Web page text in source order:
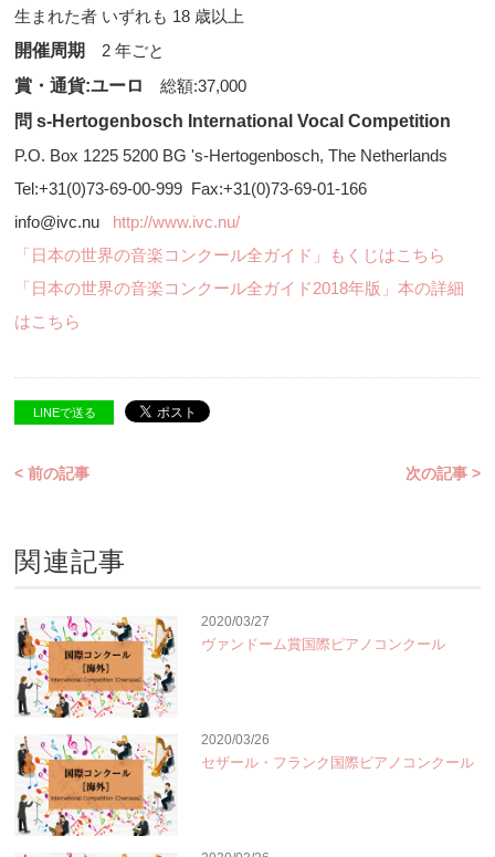
生まれた者 いずれも 18 歳以上
開催周期
2 年ごと
賞・通貨:ユーロ
総額:37,000
問 s-Hertogenbosch International Vocal Competition
P.O. Box 1225 5200 BG 's-Hertogenbosch, The Netherlands
Tel:+31(0)73-69-00-999 Fax:+31(0)73-69-01-166
info@ivc.nu http://www.ivc.nu/
「日本の世界の音楽コンクール全ガイド」もくじはこちら
「日本の世界の音楽コンクール全ガイド2018年版」本の詳細
はこちら
LINEで送る
< 前の記事 次の記事 >
関連記事
2020/03/27
ヴァンドーム賞国際ピアノコンクール
2020/03/26
セザール・フランク国際ピアノコンクール